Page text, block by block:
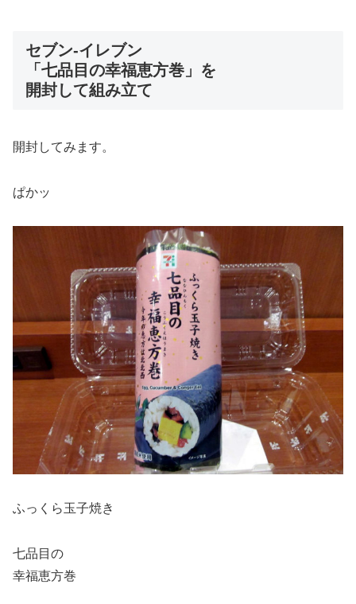
セブン-イレブン
「七品目の幸福恵方巻」を
開封して組み立て
開封してみます。
ぱかッ
ふっくら玉子焼き
七品目の
幸福恵方巻